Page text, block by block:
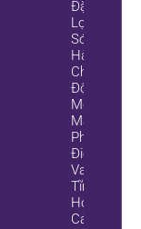
Đặt Bộ
Lọc
Sóng
Hài
Chủ
Động,
Một
Máy
Phát
Điện
Var
Tĩnh,
Hoặc
Cả Hai